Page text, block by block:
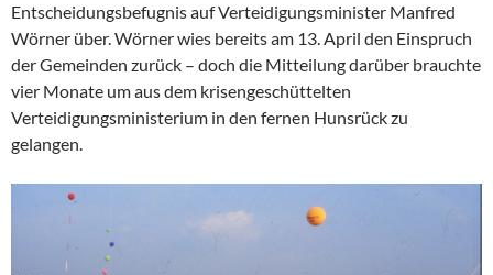
Entscheidungsbefugnis auf Verteidigungsminister Manfred
Wörner über. Wörner wies bereits am 13. April den Einspruch
der Gemeinden zurück – doch die Mitteilung darüber brauchte
vier Monate um aus dem krisengeschüttelten
Verteidigungsministerium in den fernen Hunsrück zu
gelangen.